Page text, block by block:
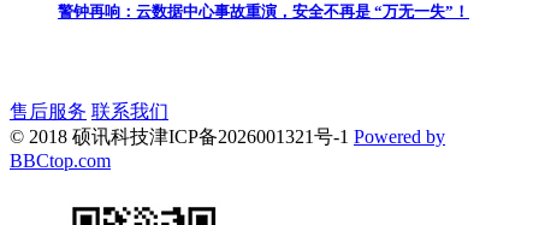
警钟再响：云数据中心事故重演，安全不再是 “万无一失”！
售后服务 联系我们
© 2018 硕讯科技津ICP备2026001321号-1 Powered by
BBCtop.com